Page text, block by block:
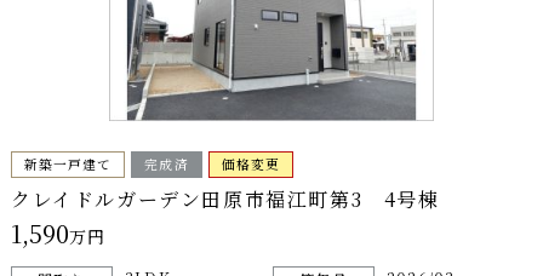
新築一戸建て 完成済 価格変更
クレイドルガーデン田原市福江町第3 4号棟
1,590万円